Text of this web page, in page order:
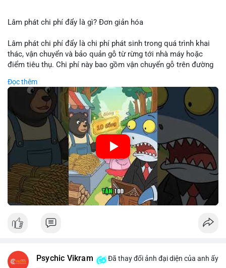
Lâm phát chi phí đẩy là gì? Đơn giản hóa
Lâm phát chi phí đẩy là chi phí phát sinh trong quá trình khai
thác, vận chuyển và bảo quản gỗ từ rừng tới nhà máy hoặc
điểm tiêu thụ. Chi phí này bao gồm vận chuyển gỗ trên đường
điều kiện địa hình. Việc hiểu rõ chi phí đẩy giúp doanh nghiệp
lâm nghiệp tối ưu hoá chuỗi cung ứng và kiểm soát lợi nhuận.
🎥 Xem video trực tiếp tại:
Nguồn: Cú Thông Thái
Đọc thêm
Psychic Vikram Đã thay đổi ảnh đại diện của anh ấy